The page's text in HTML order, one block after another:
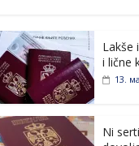
e
b
o
o
k
itt
er e
dI
Lakše
i lične
13.
Ni